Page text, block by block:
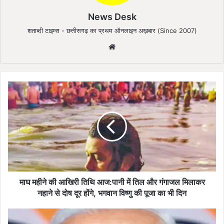
News Desk
शताब्दी टाइम्स - छत्तीसगढ़ का प्रथम ऑनलाइन अख़बार (Since 2007)
te
मा
घ
म
ही
ने
की
आ
खि
री
माघ महीने की आखिरी तिथि आज:पानी में तिल और गंगाजल मिलाकर
नहाने से दोष दूर होंगे, भगवान विष्णु की पूजा का भी दिन